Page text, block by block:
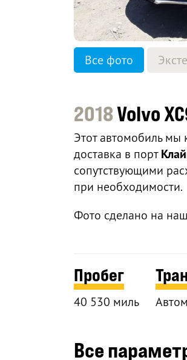
Все фото
2018Volvo
Этот автомобиль мы
доставка в порт
сопутствующими
при необходимости.
Фото сделано на
Пробег
40 530 миль
Все